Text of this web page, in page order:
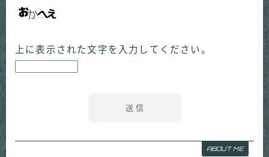
上に表示された文字を入力してください。
ABOUT ME